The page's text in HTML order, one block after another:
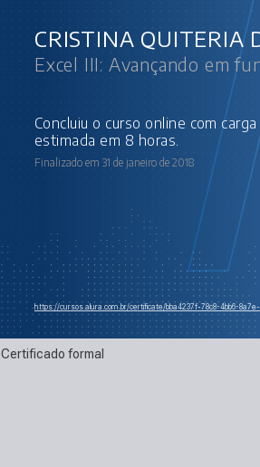
CRISTINA QUITERIA
Excel III: Avançando em
concluiu o curso online com carga horária
estimada em 8 horas.
Finalizado em 31 de janeiro de 2018
https://cursos.alura.com.br/certificate/bba4237f-78c8-4bb6-8a7e-
Certificado formal